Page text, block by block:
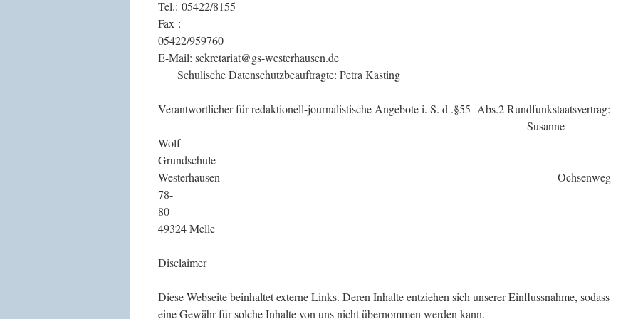
Tel.: 05422/
Fax :
05422/
E-Mail: sekretariat@gs-westerhausen.de
Schulische Datenschutzbeauftragte: Petra Kasting
Verantwortlicher für redaktionell-journalistische Angebote i. S. d .§55 Abs.2 Rundfunkstaatsvertrag:
Susanne
Wolf
Grundschule
Westerhausen Ochsenweg
78-
80
49324 Melle
Disclaimer
Diese Webseite beinhaltet externe Links. Deren Inhalte entziehen sich unserer Einflussnahme, sodass
eine Gewähr für solche Inhalte von uns nicht übernommen werden kann.